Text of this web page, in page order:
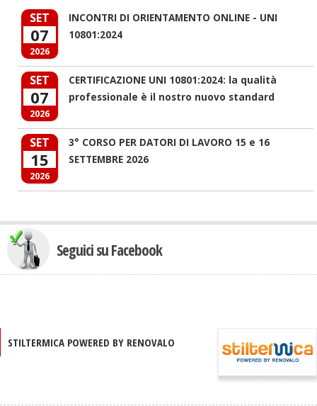
SET
07
2026
INCONTRI DI ORIENTAMENTO ONLINE - UNI
10801:2024
SET
07
2026
CERTIFICAZIONE UNI 10801:2024: la qualità
professionale è il nostro nuovo standard
SET
15
2026
3° CORSO PER DATORI DI LAVORO 15 e 16
SETTEMBRE 2026
Seguici su Facebook
STILTERMICA POWERED BY RENOVALO